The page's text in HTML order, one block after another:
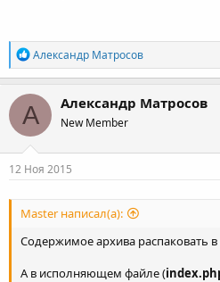
Р
е
а
к
ц
и
и
:
Александр Матросов
А Александр Матросов
New Member
12 Ноя 2015
Master написал(а):
Содержимое архива распаковать
А в исполняющем файле (